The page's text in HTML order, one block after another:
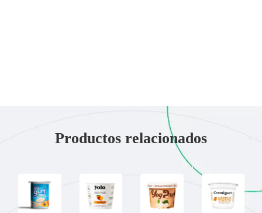
Productos relacionados